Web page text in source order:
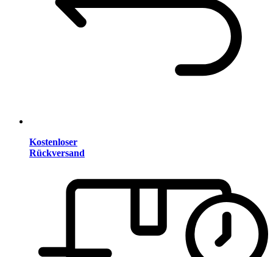
Kostenloser
Rückversand